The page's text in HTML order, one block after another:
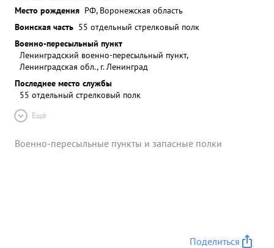
Место рождения РФ, Воронежская область
Воинская часть 55 отдельный стрелковый полк
Военно-пересыльный пункт
Ленинградский военно-пересыльный пункт,
Ленинградская обл., г. Ленинград
Последнее место службы
55 отдельный стрелковый полк
Ещё
Военно-пересыльные пункты и запасные полки
Поделиться